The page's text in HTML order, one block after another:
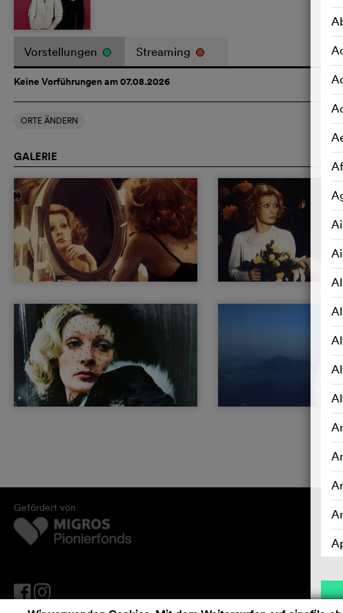
Vorstellungen Streaming
Keine Vorführungen am 07.08.2026
ORTE ÄNDERN
GALERIE
Gefördert von